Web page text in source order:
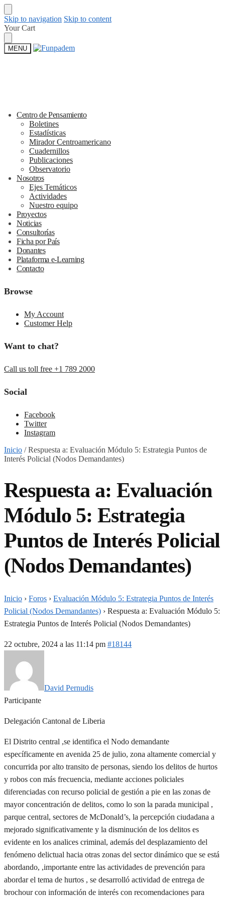
Skip to navigation Skip to content
Your Cart
MENU
Centro de Pensamiento
Boletines
Estadísticas
Mirador Centroamericano
Cuadernillos
Publicaciones
Observatorio
Nosotros
Ejes Temáticos
Actividades
Nuestro equipo
Proyectos
Noticias
Consultorías
Ficha por País
Donantes
Plataforma e-Learning
Contacto
Browse
My Account
Customer Help
Want to chat?
Call us toll free +1 789 2000
Social
Facebook
Twitter
Instagram
Inicio /Respuesta a: Evaluación Módulo 5: Estrategia Puntos de
Interés Policial (Nodos Demandantes)
Respuesta a: Evaluación
Módulo 5: Estrategia
Puntos de Interés Policial
(Nodos Demandantes)
Inicio › Foros › Evaluación Módulo 5: Estrategia Puntos de Interés
Policial (Nodos Demandantes) › Respuesta a: Evaluación Módulo 5:
Estrategia Puntos de Interés Policial (Nodos Demandantes)
22 octubre, 2024 a las 11:14 pm #18144
David Pernudis
Participante
Delegación Cantonal de Liberia
El Distrito central ,se identifica el Nodo demandante
específicamente en avenida 25 de julio, zona altamente comercial y
concurrida por alto transito de personas, siendo los delitos de hurtos
y robos con más frecuencia, mediante acciones policiales
diferenciadas con recurso policial de gestión a pie en las zonas de
mayor concentración de delitos, como lo son la parada municipal ,
parque central, sectores de McDonald’s, la percepción ciudadana a
mejorado significativamente y la disminución de los delitos es
evidente en los analices criminal, además del desplazamiento del
fenómeno delictual hacia otras zonas del sector dinámico que se está
abordando, ,importante entre las actividades de prevención para
abordar el tema de hurtos , se desarrolló actividad de entrega de
brochour con información de interés con recomendaciones para